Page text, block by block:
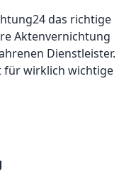
das richtige
Aktenvernichtung
Dienstleister.
für wirklich wichtige